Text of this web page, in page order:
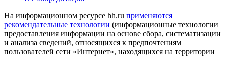
На информационном ресурсе hh.ru применяются
рекомендательные технологии (информационные технологии
предоставления информации на основе сбора, систематизации
и анализа сведений, относящихся к предпочтениям
пользователей сети «Интернет», находящихся на территории